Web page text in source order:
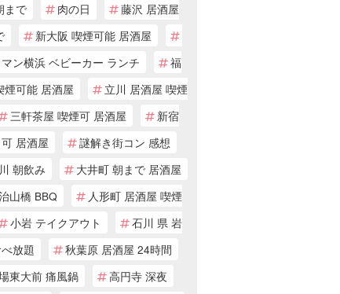
まで
肉の日
藤沢 居酒屋
新大阪 喫煙可能 居酒屋
ン横浜 ベビーカー ランチ
福
煙可能 居酒屋
立川 居酒屋 喫煙
三軒茶屋 喫煙可 居酒屋
新宿
居酒屋
謎解き街コン 感想
朝飲み
大井町 朝まで 居酒屋
山橋 BBQ
人形町 居酒屋 喫煙
小岩 テイクアウト
石川 県 岩
放題
秋葉原 居酒屋 24時間
東大前 痛風鍋
高円寺 深夜